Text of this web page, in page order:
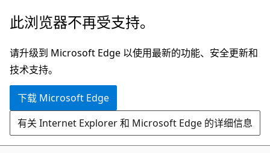
跳
主
要
内
此浏览器不再受支持。
请升级到 Microsoft Edge 以使用最新的功能、安全更新和
技术支持。
下载 Microsoft Edge
有关 Internet Explorer 和 Microsoft Edge 的详细信息